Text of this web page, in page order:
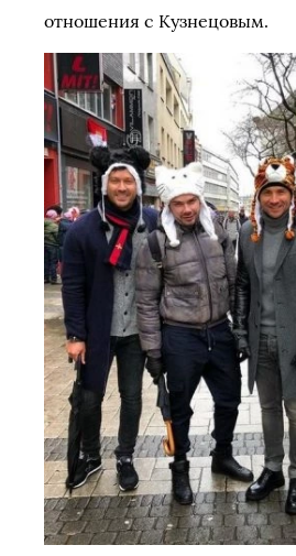
отношения с Кузнецовым.